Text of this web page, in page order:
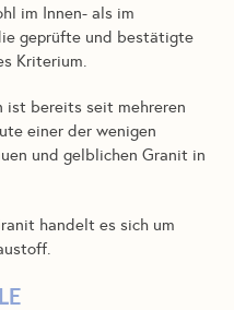
im Innen- als im
geprüfte und bestätigte
Kriterium.
ist bereits seit mehreren
einer der wenigen
und gelblichen Granit in
handelt es sich um